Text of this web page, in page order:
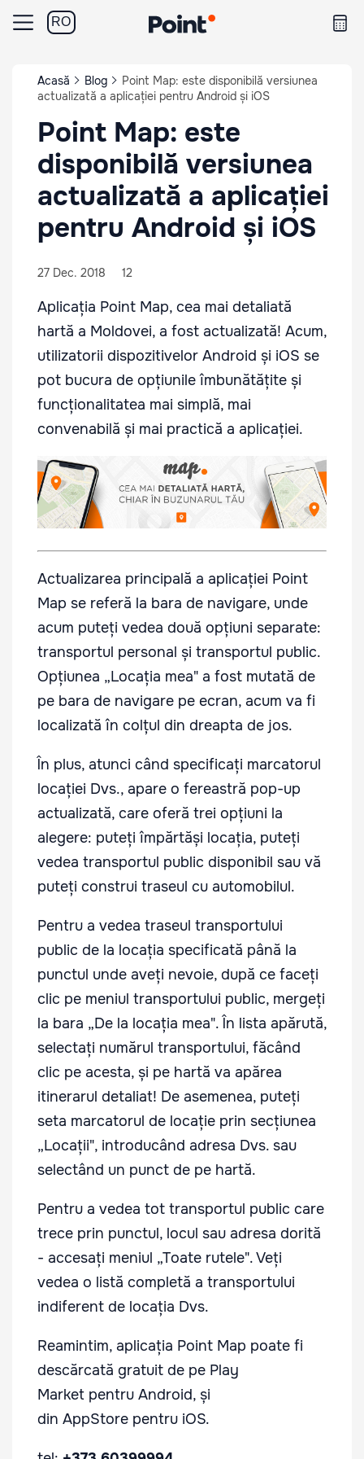
RO
Acasă Blog
Point Map: este disponibilă versiunea
actualizată a aplicației pentru Android și iOS
Point Map: este
disponibilă versiunea
actualizată a aplicației
pentru Android și iOS
27 Dec. 2018 12
Aplicația Point Map, cea mai detaliată
hartă a Moldovei, a fost actualizată! Acum,
utilizatorii dispozitivelor Android și iOS se
pot bucura de opțiunile îmbunătățite și
funcționalitatea mai simplă, mai
convenabilă și mai practică a aplicației.
Actualizarea principală a aplicației Point
Map se referă la bara de navigare, unde
acum puteți vedea două opțiuni separate:
transportul personal și transportul public.
Opțiunea „Locația mea" a fost mutată de
pe bara de navigare pe ecran, acum va fi
localizată în colțul din dreapta de jos.
În plus, atunci când specificați marcatorul
locației Dvs., apare o fereastră pop-up
actualizată, care oferă trei opțiuni la
alegere: puteți împărtăși locația, puteți
vedea transportul public disponibil sau vă
puteți construi traseul cu automobilul.
Pentru a vedea traseul transportului
public de la locația specificată până la
punctul unde aveți nevoie, după ce faceți
clic pe meniul transportului public, mergeți
la bara „De la locația mea". În lista apărută,
selectați numărul transportului, făcând
clic pe acesta, și pe hartă va apărea
itinerarul detaliat! De asemenea, puteți
seta marcatorul de locație prin secțiunea
„Locații", introducând adresa Dvs. sau
selectând un punct de pe hartă.
Pentru a vedea tot transportul public care
trece prin punctul, locul sau adresa dorită
- accesați meniul „Toate rutele". Veți
vedea o listă completă a transportului
indiferent de locația Dvs.
Reamintim, aplicația Point Map poate fi
descărcată gratuit de pe Play
Market pentru Android, și
din AppStore pentru iOS.